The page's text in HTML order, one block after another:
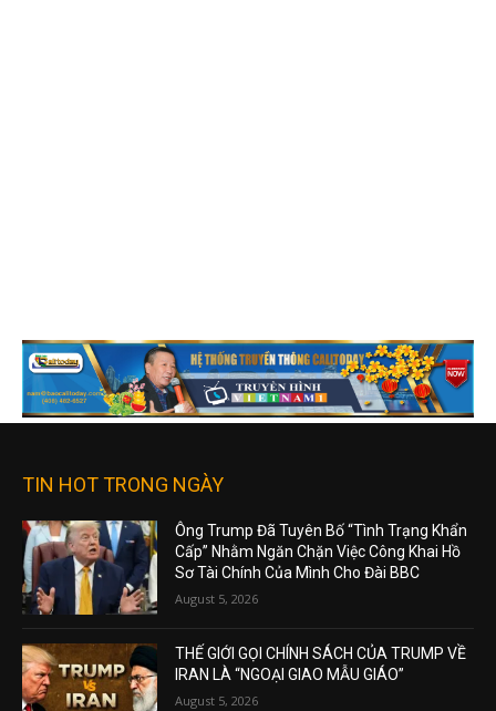
TIN HOT TRONG NGÀY
Ông Trump Đã Tuyên Bố “Tình Trạng Khẩn
Cấp” Nhằm Ngăn Chặn Việc Công Khai Hồ
Sơ Tài Chính Của Mình Cho Đài BBC
August 5, 2026
THẾ GIỚI GỌI CHÍNH SÁCH CỦA TRUMP VỀ
IRAN LÀ “NGOẠI GIAO MẪU GIÁO”
August 5, 2026